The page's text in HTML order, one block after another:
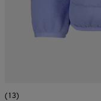
(13)